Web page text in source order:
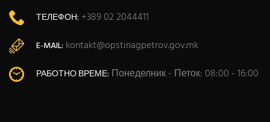
ТЕЛЕФОН: +389 02 2044411
E-MAIL: kontakt@opstinagpetrov.gov.mk
РАБОТНО ВРЕМЕ: Понеделник - Петок: 08:00 - 16:00